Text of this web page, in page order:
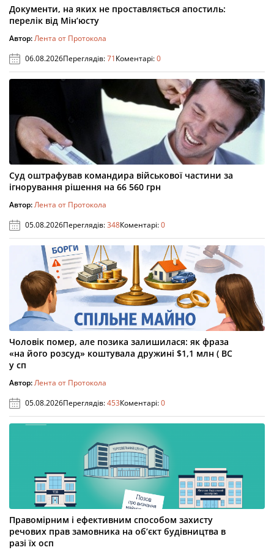
Документи, на яких не проставляється апостиль:
перелік від Мін’юсту
Автор:Лента от Протокола
06.08.2026Переглядів:71Коментарі:0
Суд оштрафував командира військової частини за
ігнорування рішення на 66 560 грн
Автор:Лента от Протокола
05.08.2026Переглядів:348Коментарі:0
Чоловік помер, але позика залишилася: як фраза
«на його розсуд» коштувала дружині $1,1 млн ( ВС
у сп
Автор:Лента от Протокола
05.08.2026Переглядів:453Коментарі:0
Правомірним і ефективним способом захисту
речових прав замовника на об’єкт будівництва в
разі їх осп